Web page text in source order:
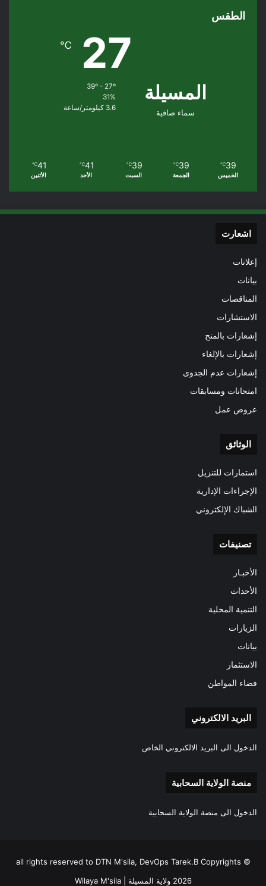
الطقس
المسيلة
سماء صافية
27
℃
39º - 27º
31%
3.6 كيلومتر/ساعة
39
℃
الخميس
39
℃
الجمعة
39
℃
السبت
41
℃
الأحد
41
℃
الأثنين
اشعارت
إعلانات
بيانات
المناقصات
الاستشارات
إشعارات بالمنح
إشعارات بالإلغاء
إشعارات عدم الجدوى
امتحانات ومسابقات
عروض عمل
الوثائق
استمارات للتنزيل
الإجراءات الإدارية
الشباك الإلكتروني
تصنيفات
الأخبـار
الأحداث
التنمية المحلية
الزيارات
بيانات
الاستثمار
فضاء المواطن
البريد الالكتروني
الدخول الى البريد الالكتروني الخاص
منصة الولاية السحابية
الدخول الى منصة الولاية السحابية
all rights reserved to DTN M'sila, DevOps Tarek.B Copyrights ©
2026 ولاية المسيلة | Wilaya M'sila